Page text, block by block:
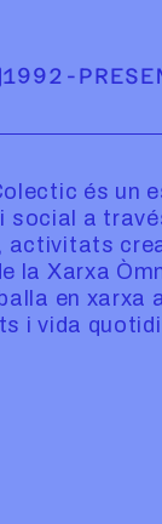
1992 -
és un
social a
la Xarxa
en xarxa
i vida